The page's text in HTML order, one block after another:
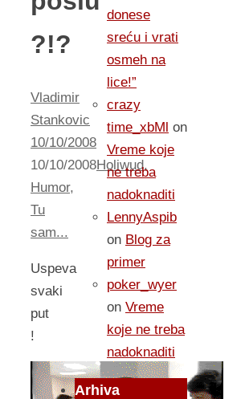
?!?
Vladimir
Stankovic
10/10/2008
10/10/2008Holiwud,
Humor,
Tu
sam...
Uspeva
svaki
put
!
donese
sreću i vrati
osmeh na
lice!”
crazy
time_xbMl on
Vreme koje
ne treba
nadoknaditi
LennyAspib
on Blog za
primer
poker_wyer
on Vreme
koje ne treba
nadoknaditi
Arhiva